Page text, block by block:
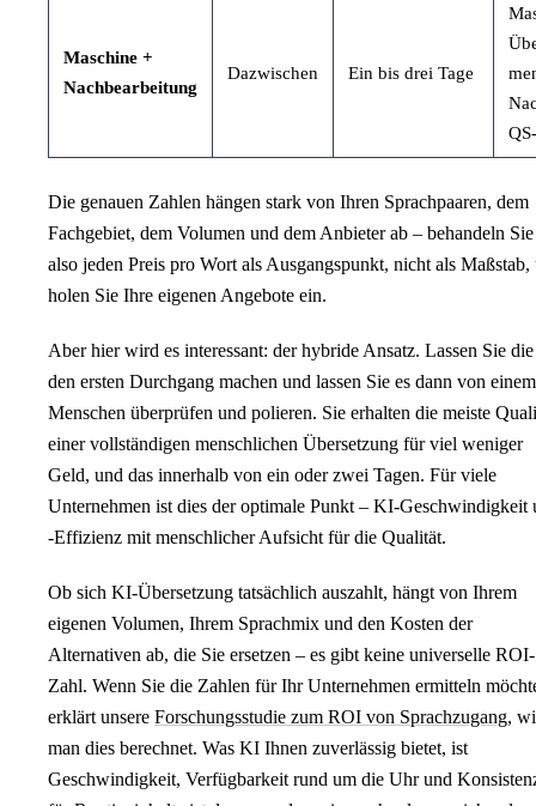
Maschine +
Nachbearbeitung
Dazwischen Ein bis drei Tage
Die genauen Zahlen hängen stark von Ihren Sprachpaaren, dem
Fachgebiet, dem Volumen und dem Anbieter ab – behandeln Sie
also jeden Preis pro Wort als Ausgangspunkt, nicht als Maßstab,
holen Sie Ihre eigenen Angebote ein.
Aber hier wird es interessant: der hybride Ansatz. Lassen Sie
den ersten Durchgang machen und lassen Sie es dann von einem
Menschen überprüfen und polieren. Sie erhalten die meiste
einer vollständigen menschlichen Übersetzung für viel weniger
Geld, und das innerhalb von ein oder zwei Tagen. Für viele
Unternehmen ist dies der optimale Punkt – KI-Geschwindigkeit
-Effizienz mit menschlicher Aufsicht für die Qualität.
Ob sich KI-Übersetzung tatsächlich auszahlt, hängt von Ihrem
eigenen Volumen, Ihrem Sprachmix und den Kosten der
Alternativen ab, die Sie ersetzen – es gibt keine universelle ROI-
Zahl. Wenn Sie die Zahlen für Ihr Unternehmen ermitteln
erklärt unsere Forschungsstudie zum ROI von Sprachzugang,
man dies berechnet. Was KI Ihnen zuverlässig bietet, ist
Geschwindigkeit, Verfügbarkeit rund um die Uhr und